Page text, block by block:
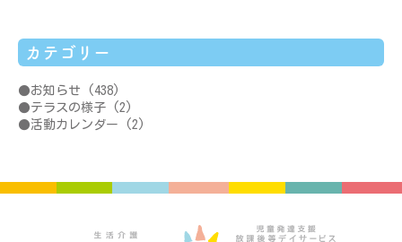
カテゴリー
お知らせ (438)
テラスの様子 (2)
活動カレンダー (2)